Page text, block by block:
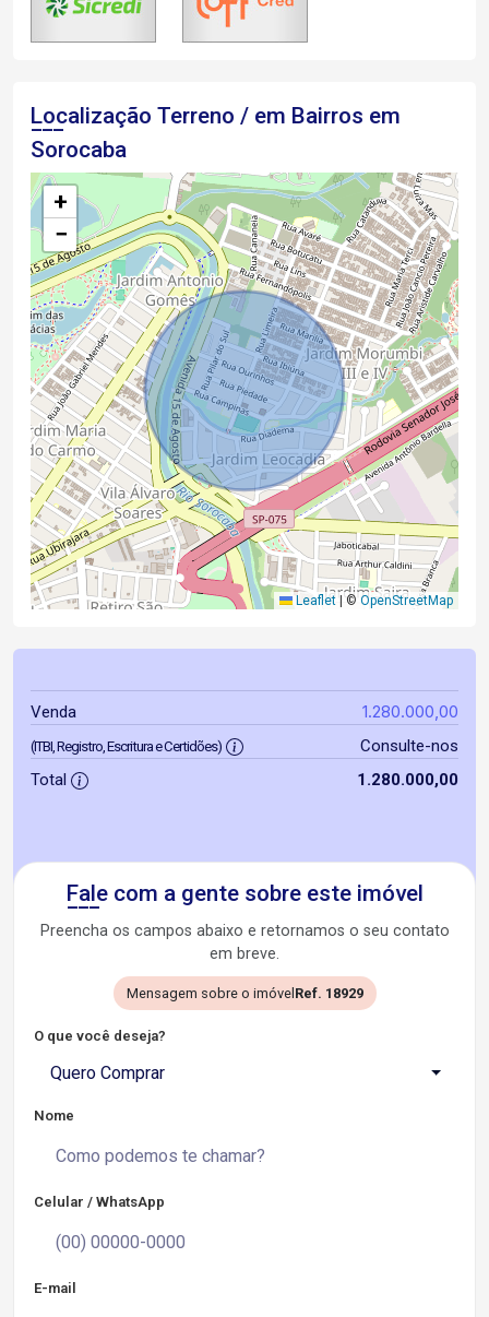
Localização Terreno / em Bairros em
Sorocaba
+
−
Leaflet © OpenStreetMap
Venda 1.280.000,00
(ITBI, Registro, Escritura e Certidões)
Consulte-nos
Total
1.280.000,00
Fale com a gente sobre este imóvel
Preencha os campos abaixo e retornamos o seu contato
em breve.
Mensagem sobre o imóvel Ref. 18929
O que você deseja?
Quero Comprar
Nome
Celular / WhatsApp
E-mail